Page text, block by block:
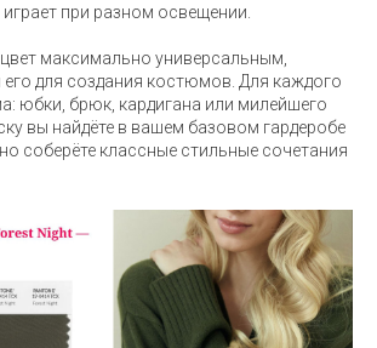
при разном освещении.
максимально универсальным,
для создания костюмов. Для каждого
юбки, брюк, кардигана или милейшего
вы найдёте в вашем базовом гардеробе
соберёте классные стильные сочетания